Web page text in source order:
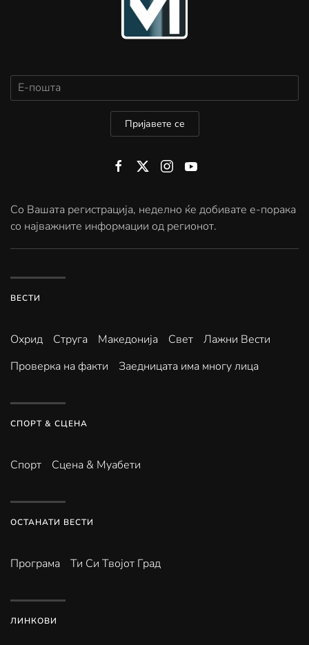
Пријавете се
Со Вашата регистрација, неделно ќе добивате е-порака
со најважните информации од регионот.
ВЕСТИ
Охрид Струга Македонија Свет
Лажни Вести
Проверка на факти
Заедницата има многу лица
СПОРТ & СЦЕНА
Спорт Сцена & Муабети
ОСТАНАТИ ВЕСТИ
Програма Ти Си Твојот Град
ЛИНКОВИ